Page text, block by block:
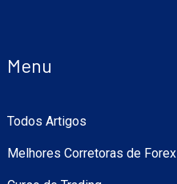
Menu
Todos Artigos
Melhores Corretoras de Forex